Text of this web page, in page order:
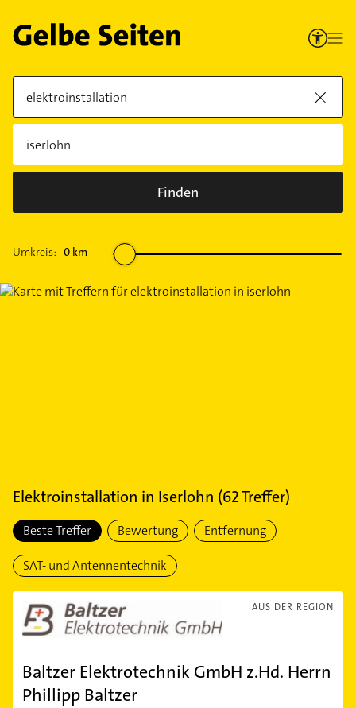
Finden
Umkreis: 0 km
Elektroinstallation in Iserlohn (62Treffer)
Beste Treffer Bewertung Entfernung
SAT- und Antennentechnik
AUS DER REGION
Baltzer Elektrotechnik GmbH z.Hd. Herrn
Phillipp Baltzer